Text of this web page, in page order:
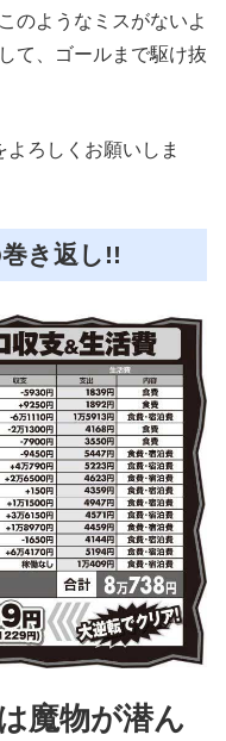
のようなミスがないよ
て、ゴールまで駆け抜
ろしくお願いしま
き返し!!
魔物が潜ん